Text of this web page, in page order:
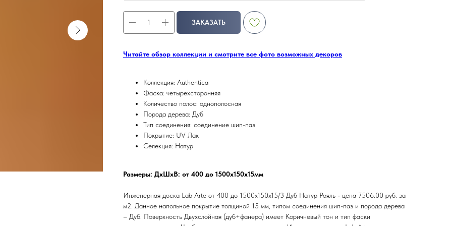
ЗАКАЗАТЬ
Читайте обзор коллекции и смотрите все фото возможных декоров
Коллекция: Authentica
Фаска: четырехсторонняя
Количество полос: однополосная
Порода дерева: Дуб
Тип соединения: соединение шип-паз
Покрытие: UV Лак
Селекция: Натур
Размеры: ДхШхВ: от 400 до 1500х150х15мм
Инженерная доска Lab Arte от 400 до 1500х150х15/3 Дуб Натур Рояль - цена 7506.00 руб. за
м2. Данное напольное покрытие толщиной 15 мм, типом соединения шип-паз и порода дерева
– Дуб. Поверхность Двухслойная (дуб+фанера) имеет Коричневый тон и тип фаски